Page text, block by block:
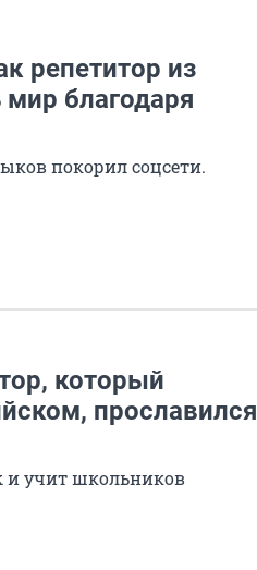
репетитор из
благодаря
покорил соцсети.
который
прославился
и учит школьников